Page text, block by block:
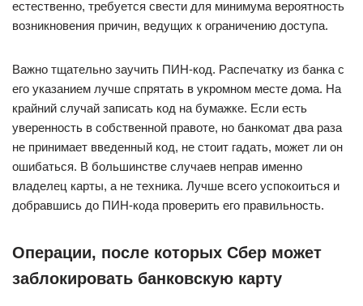
естественно, требуется свести для минимума вероятность
возникновения причин, ведущих к ограничению доступа.
Важно тщательно заучить ПИН-код. Распечатку из банка с
его указанием лучше спрятать в укромном месте дома. На
крайний случай записать код на бумажке. Если есть
уверенность в собственной правоте, но банкомат два раза
не принимает введенный код, не стоит гадать, может ли он
ошибаться. В большинстве случаев неправ именно
владелец карты, а не техника. Лучше всего успокоиться и
добравшись до ПИН-кода проверить его правильность.
Операции, после которых Сбер может
заблокировать банковскую карту